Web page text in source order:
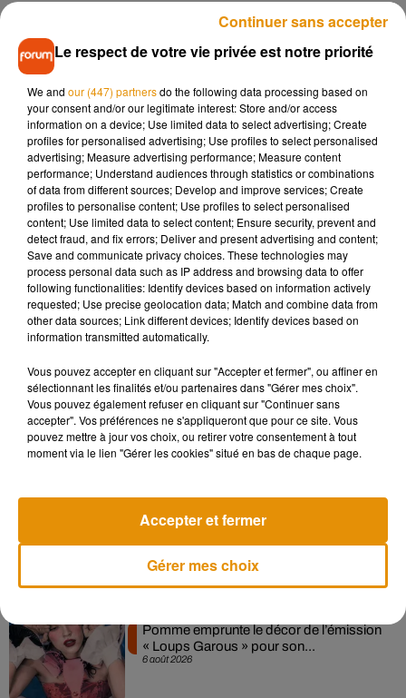
beaucoup de [mes] amis
Jean-Paul Gaultier
nombreux admirateurs en affirmant que ce n’était pas la fin
nouveau concept». «Ca va continuer !», a-t-il en effet
conclu avec beaucoup d'enthousiasme.
This show celebrating 50 years of my career will also be my
last. But rest assured Haute Couture will continue with a
new concept.pic.twitter.com/PJCC53K4tm
— Jean Paul Gaultier (@JPGaultier) January 17, 2020
Musique
7 août 2026
Madonna sort enfin le remix de « Love
Sensation » avec Kylie Minogue
collaboration tant attendue
6 août 2026
Pomme emprunte le décor de l’émission
« Loups Garous » pour son...
Le respect de votre vie privée est notre priorité
We and our (447) partnersdo the following data processing based on
your consent and/or our legitimate interest: Store and/or access
information on a device; Use limited data to select advertising; Create
profiles for personalised advertising; Use profiles to select personalised
advertising; Measure advertising performance; Measure content
performance; Understand audiences through statistics or combinations
of data from different sources; Develop and improve services; Create
profiles to personalise content; Use profiles to select personalised
content; Use limited data to select content; Ensure security, prevent and
detect fraud, and fix errors; Deliver and present advertising and content;
Save and communicate privacy choices. These technologies may
process personal data such as IP address and browsing data to offer
following functionalities: Identify devices based on information actively
requested; Use precise geolocation data; Match and combine data from
other data sources; Link different devices; Identify devices based on
information transmitted automatically.
Vous pouvez accepter en cliquant sur "Accepter et fermer", ou affiner en
sélectionnant les finalités et/ou partenaires dans "Gérer mes choix".
Vous pouvez également refuser en cliquant sur "Continuer sans
accepter". Vos préférences ne s'appliqueront que pour ce site. Vous
pouvez mettre à jour vos choix, ou retirer votre consentement à tout
moment via le lien "Gérer les cookies" situé en bas de chaque page.
Gérer mes choix
Accepter et fermer
Continuer sans accepter